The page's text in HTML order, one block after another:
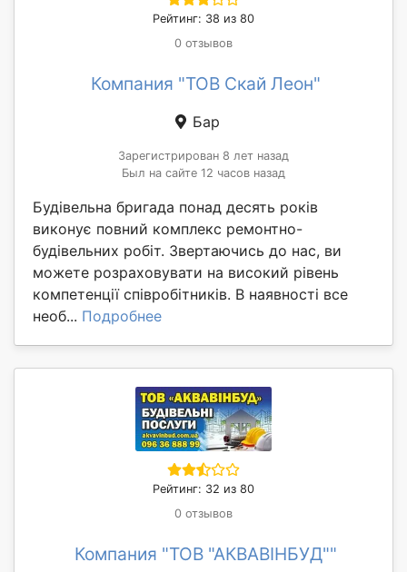
Рейтинг: 38 из 80
0 отзывов
Компания "ТОВ Скай Леон"
Бар
Зарегистрирован 8 лет назад
Был на сайте 12 часов назад
Будівельна бригада понад десять років
виконує повний комплекс ремонтно-
будівельних робіт. Звертаючись до нас, ви
можете розраховувати на високий рівень
компетенції співробітників. В наявності все
необ... Подробнее
Рейтинг: 32 из 80
0 отзывов
Компания "ТОВ "АКВАВІНБУД""